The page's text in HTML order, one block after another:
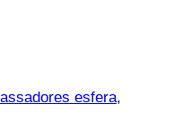
esfera